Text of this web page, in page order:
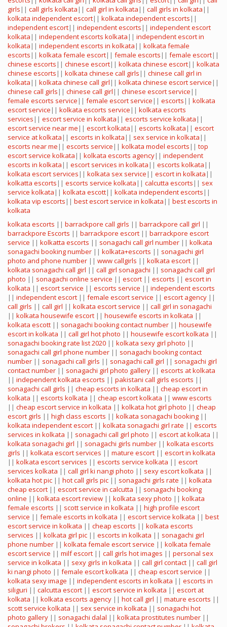
girls || call girls kolkata || call girl in kolkata || call girls in kolkata ||
kolkata independent escort|| kolkata independent escorts ||
independent escort|| independent escorts || independent escort
kolkata || independent escorts kolkata || independent escort in
kolkata || independent escorts in kolkata || kolkata female
escorts || kolkata female escort|| female escorts || female escort||
chinese escorts || chinese escort|| kolkata chinese escort|| kolkata
chinese escorts || kolkata chinese call girls || chinese call girl in
kolkata || kolkata chinese call girl || kolkata chinese escort service ||
chinese call girls || chinese call girl || chinese escort service ||
female escorts service || female escort service || escorts || kolkata
escort service || kolkata escorts service || kolkata escorts
services || escort service in kolkata || escorts service kolkata ||
escort service near me || escort kolkata || escorts kolkata || escort
service at kolkata || escorts in kolkata || sex service in kolkata ||
escorts near me || escorts service || kolkata model escorts || top
escort service kolkata || kolkata escorts agency|| independent
escorts in kolkata || escort services in kolkata || escorts kolkata ||
kolkata escort services || kolkata sex service || escort in kolkata ||
kolkatta escorts || escorts service kolkata || calcutta escorts || sex
service kolkata || kolkata escott|| kolkata independent escorts ||
kolkata vip escorts || best escort service in kolkata || best escorts in
kolkata
kolkata escorts || barrackpore call girls || barrackpore call girl ||
barrackpore Escorts || barrackpore escort || barrackpore escort
service || kolkatta escorts || sonagachi call girl number || kolkata
sonagachi booking number || kolkata+escorts || sonagachi girl
photo and phone number || www callgirls || kolkata escort ||
kolkata sonagachi call girl || call girl sonagachi || sonagachi call girl
photo || sonagachi online service || escort || escorts || escort in
kolkata || escort service || escorts service || independent escorts
|| independent escort || female escort service || escort agency ||
call girls || call girl || kolkata escort service || call girl in sonagachi
|| kolkata housewife escort || housewife escorts in kolkata ||
kolkata escott || sonagachi booking contact number || housewife
escort in kolkata || call girl hot photo || housewife escort kolkata ||
sonagachi booking rate list 2020 || kolkata sexy girl photo ||
sonagachi call girl phone number || sonagachi booking contact
number || sonagachi call girls || sonagachi call girl || sonagachi girl
contact number || sonagachi girl photo gallery || escorts at kolkata
|| independent kolkata escorts || pakistani call girls escorts ||
sonagachi call girls || cheap escorts in kolkata || cheap escort in
kolkata || escorts kolkata || cheap escort kolkata || www escorts
|| cheap escort service in kolkata || kolkata hot girl photo || cheap
escort girls || high class escorts || kolkata sonagachi booking ||
kolkata independent escort || kolkata sonagachi girl rate || escorts
services in kolkata || sonagachi call girl photo || escort at kolkata ||
kolkata sonagachi girl || sonagachi girls number || kolkata escorts
girls || kolkata escort services || mature escort || escort in kolkata
|| kolkata escort services || escorts service kolkata || escort
services kolkata || call girl ki nangi photo || sexy escort kolkata ||
kolkata hot pic || hot call girls pic || sonagachi girls rate || kolkata
cheap escort || escort service in calcutta || sonagachi booking
online || kolkata escort review || kolkata sexy photo || kolkata
female escorts || scott service in kolkata || high profile escort
service || female escorts in kolkata || escort service kolkata || best
escort service in kolkata || cheap escorts || kolkata escorts
services || kolkata girl pic || escorts in kolkata || sonagachi girl
phone number || kolkata female escort service || kolkata female
escort service || milf escort || call girls hot images || personal sex
service in kolkata || sexy girls in kolkata || call girl contact || call girl
ki nangi photo || female escort kolkata || cheap escort service ||
kolkata sexy image || independent escorts in kolkata || escorts in
siliguri || calcutta escort || escort service in kolkata || escort at
kolkata || kolkata escorts agency || hot call girl || mature escorts ||
scott service kolkata || sex service in kolkata || sonagachi hot
photo gallery || sonagachi dalal || kolkata prostitutes number ||